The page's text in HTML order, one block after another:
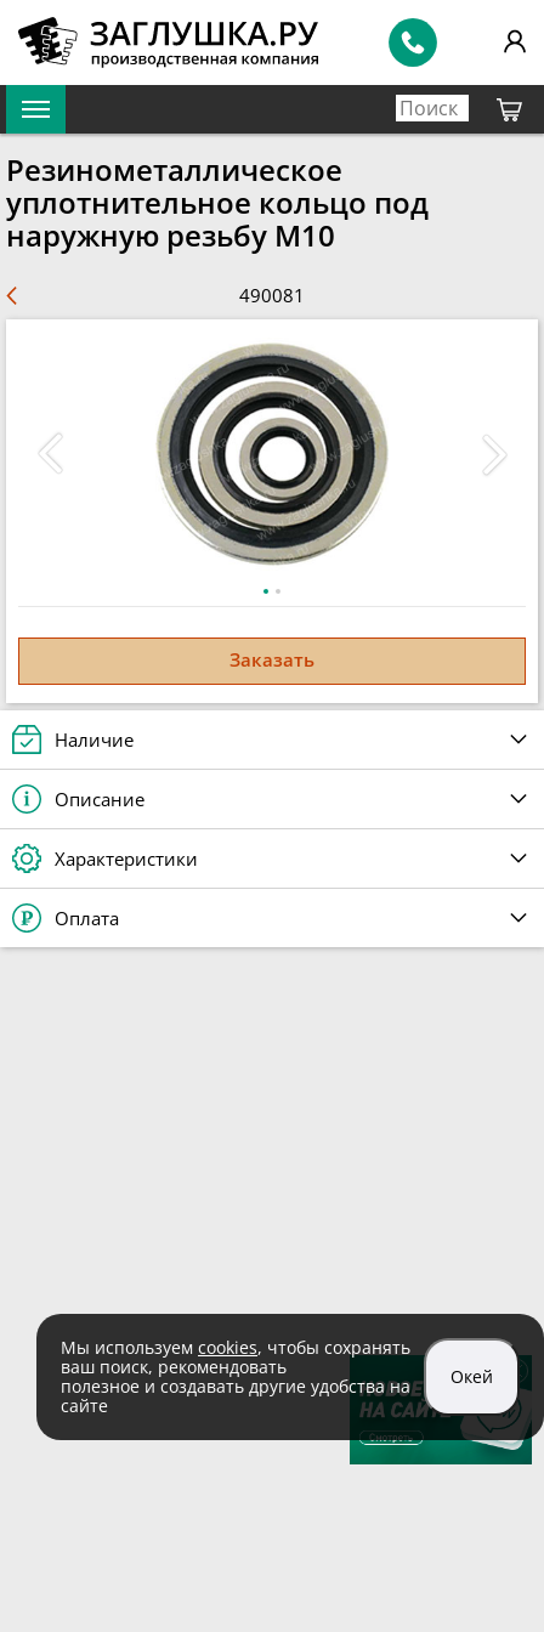
Резинометаллическое
уплотнительное кольцо под
наружную резьбу M10
490081
Заказать
Наличие
Описание
Характеристики
Оплата
Мы используем cookies, чтобы сохранять
ваш поиск, рекомендовать
полезное и создавать другие удобства на
сайте
Окей